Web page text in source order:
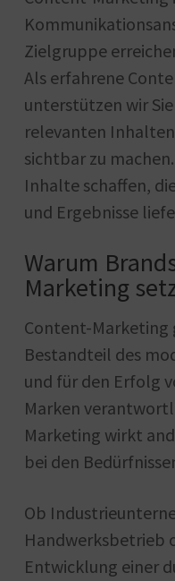
Zielgruppe
Als erfahrene
unterstützen wir
relevanten
sichtbar zu
Inhalte schaffen,
und Ergebnisse
Warum
Marketing
Content-Marketing
Bestandteil des
und für den Erfolg
Marken
Marketing wirkt
bei den
Ob
Handwerksbetrieb
Entwicklung einer